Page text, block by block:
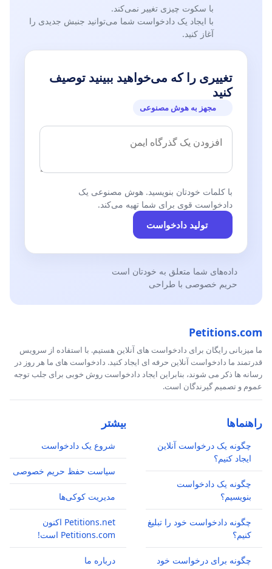
با سکوت چیزی تغییر نمی‌کند.
با ایجاد یک دادخواست شما می‌توانید جنبش جدیدی را
آغاز کنید.
تغییری را که می‌خواهید ببینید توصیف
کنید
مجهز به هوش مصنوعی
با کلمات خودتان بنویسید. هوش مصنوعی یک
دادخواست قوی برای شما تهیه می‌کند.
تولید دادخواست
داده‌های شما متعلق به خودتان است
حریم خصوصی با طراحی
Petitions.com
ما میزبانی رایگان برای دادخواست های آنلاین هستیم. با استفاده از سرویس
قدرتمند ما دادخواست آنلاین حرفه ای ایجاد کنید. دادخواست های ما هر روز در
رسانه ها ذکر می شوند، بنابراین ایجاد دادخواست روش خوبی برای جلب توجه
عموم و تصمیم گیرندگان است.
راهنماها
چگونه یک درخواست آنلاین
ایجاد کنیم؟
چگونه یک دادخواست
بنویسیم؟
چگونه دادخواست خود را تبلیغ
کنیم؟
چگونه برای درخواست خود
بیشتر
شروع یک دادخواست
سیاست حفظ حریم خصوصی
مدیریت کوکی‌ها
Petitions.net اکنون
Petitions.com است!
درباره ما